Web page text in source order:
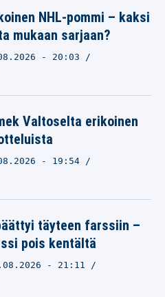
NHL-pommi – kaksi
mukaan sarjaan?
- 20:03
Valtoselta erikoinen
- 19:54
täyteen farssiin –
pois kentältä
- 21:11